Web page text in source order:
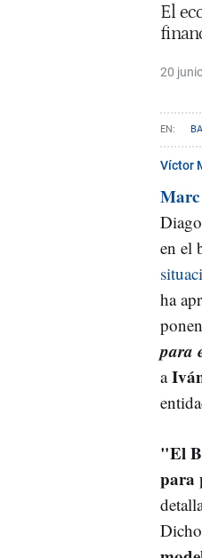
El
20
Víctor
en el
ha
para
a
"El
para